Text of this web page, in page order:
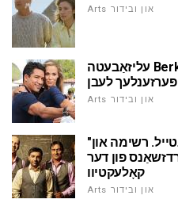
Arts און ובידור
עליזאַבעטה Berkley: פילמאָגראַפי און
לעבן
Arts און ובידור
"קוואַרטעט": קינאָ מיט זייער אָנטייל. רשימה און
פון דער
קאָלעקטיוו
Arts און ובידור